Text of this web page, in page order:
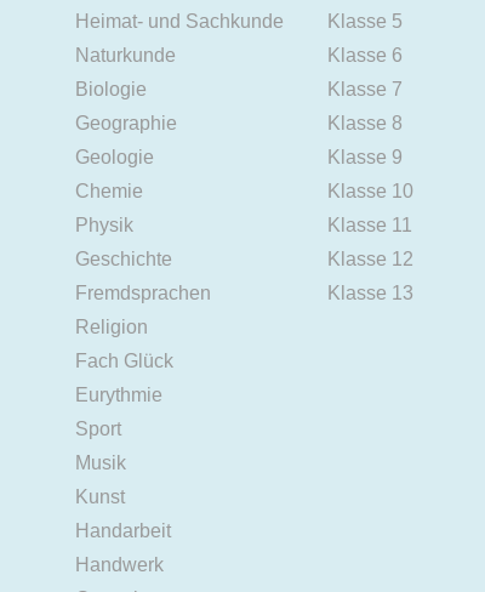
Heimat- und Sachkunde
Naturkunde
Biologie
Geographie
Geologie
Chemie
Physik
Geschichte
Fremdsprachen
Religion
Fach Glück
Eurythmie
Sport
Musik
Kunst
Handarbeit
Handwerk
Klasse 5
Klasse 6
Klasse 7
Klasse 8
Klasse 9
Klasse 10
Klasse 11
Klasse 12
Klasse 13